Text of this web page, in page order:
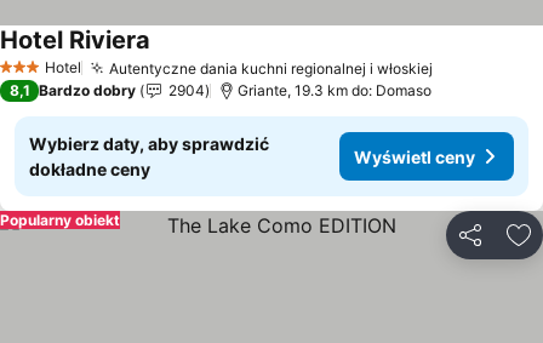
3 Kategoria
Hotel Autentyczne dania kuchni regionalnej i włoskiej
Hotel Riviera
8,1 Bardzo dobry 2904 Griante, 19.3 km do: Domaso
Wybierz daty, aby sprawdzić
dokładne ceny
Wyświetl ceny
Popularny obiekt